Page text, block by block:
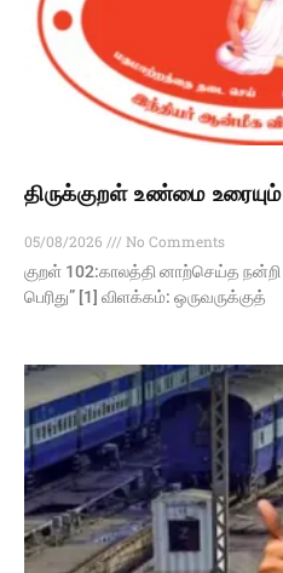
திருக்குறள் உண்மை
05/08/2026
No Comments
குறள் 102:காலத்தி னாற்செய்த
பெரிது” [1] விளக்கம்: ஒருவருக்குத்